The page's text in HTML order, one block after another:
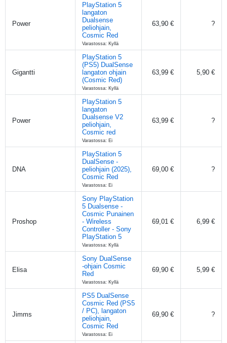
Power
PlayStation 5
langaton
Dualsense
peliohjain,
Cosmic Red
Varastossa: Kyllä
63,90 € ?
Gigantti
PlayStation 5
(PS5) DualSense
langaton ohjain
(Cosmic Red)
Varastossa: Kyllä
63,99 € 5,90 €
Power
PlayStation 5
langaton
Dualsense V2
peliohjain,
Cosmic red
Varastossa: Ei
63,99 € ?
DNA
PlayStation 5
DualSense -
peliohjain (2025),
Cosmic Red
Varastossa: Ei
69,00 € ?
Proshop
Sony PlayStation
5 Dualsense -
Cosmic Punainen
- Wireless
Controller - Sony
PlayStation 5
Varastossa: Kyllä
69,01 € 6,99 €
Elisa
Sony DualSense
-ohjain Cosmic
Red
Varastossa: Kyllä
69,90 € 5,99 €
Jimms
PS5 DualSense
Cosmic Red (PS5
/ PC), langaton
peliohjain,
Cosmic Red
Varastossa: Ei
69,90 € ?